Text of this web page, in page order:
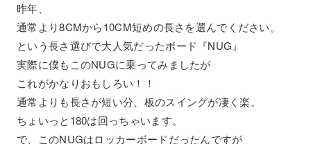
昨年、
通常より8CMから10CM短めの長さを選んでください。
という長さ選びで大人気だったボード『NUG』
実際に僕もこのNUGに乗ってみましたが
これがかなりおもしろい！！
通常よりも長さが短い分、板のスイングが凄く楽。
ちょいっと180は回っちゃいます。
で、このNUGはロッカーボードだったんですが